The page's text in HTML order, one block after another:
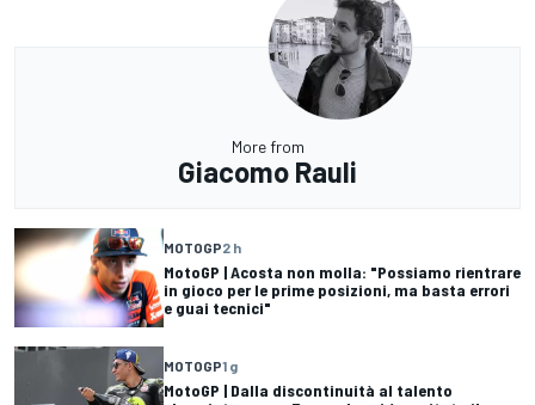
More from
Giacomo Rauli
MOTOGP2 h
MotoGP | Acosta non molla: "Possiamo rientrare
in gioco per le prime posizioni, ma basta errori
e guai tecnici"
MOTOGP1 g
MotoGP | Dalla discontinuità al talento